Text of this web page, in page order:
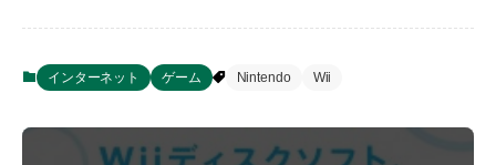
インターネット ゲーム Nintendo Wii